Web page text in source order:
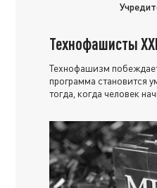
Технофашисты
Технофашизм
программа становится
тогда, когда человек